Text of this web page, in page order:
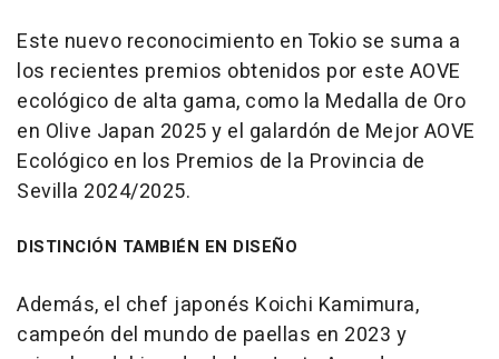
Este nuevo reconocimiento en Tokio se suma a
los recientes premios obtenidos por este AOVE
ecológico de alta gama, como la Medalla de Oro
en Olive Japan 2025 y el galardón de Mejor AOVE
Ecológico en los Premios de la Provincia de
Sevilla 2024/2025.
DISTINCIÓN TAMBIÉN EN DISEÑO
Además, el chef japonés Koichi Kamimura,
campeón del mundo de paellas en 2023 y